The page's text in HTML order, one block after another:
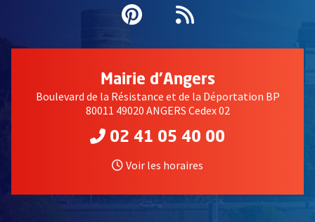
Pinterest
, Ouvre une
Flux RSS
Mairie d'Angers
Boulevard de la Résistance et de la Déportation BP
80011 49020 ANGERS Cedex 02
02 41 05 40 00
Voir les horaires